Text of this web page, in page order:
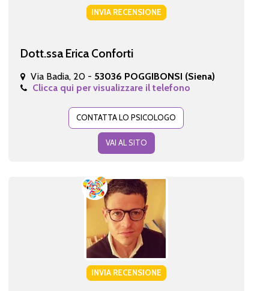
INVIA RECENSIONE
Dott.ssa Erica Conforti
Via Badia, 20 - 53036 POGGIBONSI (Siena)
Clicca qui per visualizzare il telefono
CONTATTA LO PSICOLOGO
VAI AL SITO
INVIA RECENSIONE